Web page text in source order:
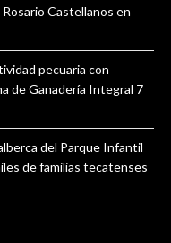
Castellanos en
pecuaria con
de Ganadería Integral 7
del Parque Infantil
de familias tecatenses